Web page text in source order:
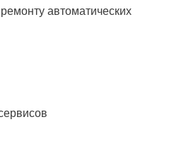
автоматических